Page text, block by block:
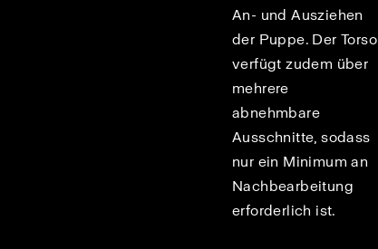
An- und Ausziehen
der Puppe. Der Torso
verfügt zudem über
mehrere
abnehmbare
Ausschnitte, sodass
nur ein Minimum an
Nachbearbeitung
erforderlich ist.